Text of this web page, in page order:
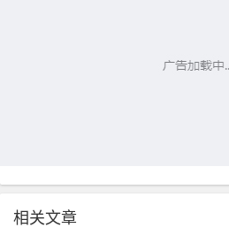
相关文章